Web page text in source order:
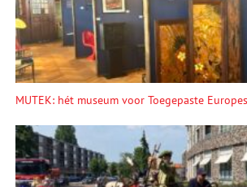
MUTEK: hét museum voor Toegepaste